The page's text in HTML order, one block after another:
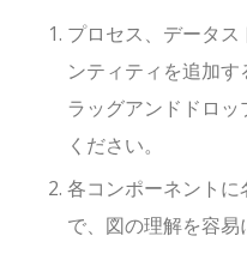
プロセス、データ
ンティティを追加
ラッグアンドドロ
ください。
各コンポーネントに
で、図の理解を容易